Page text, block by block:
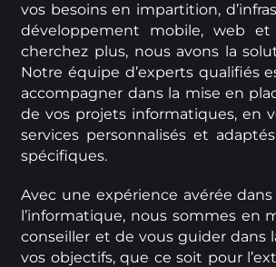
vos besoins en impartition,
développement mobile, web et
cherchez plus, nous avons la
Notre équipe d’experts qualifiés
accompagner dans la mise en
de vos projets informatiques, en
services personnalisés et
spécifiques.
Avec une expérience avérée
l’informatique, nous sommes en
conseiller et de vous guider dans
vos objectifs, que ce soit pour